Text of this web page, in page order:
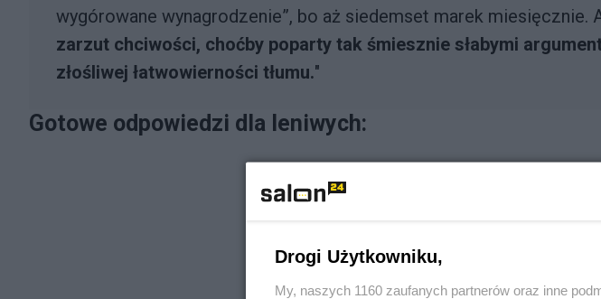
wygórowane wynagrodzenie”, bo aż siedemset marek miesięcznie.
zarzut chciwości, choćby poparty tak śmiesznie słabymi
złośliwej łatwowierności tłumu."
Gotowe odpowiedzi dla leniwych:
Drogi Użytkowniku,
My, naszych 1160 zaufanych partnerów oraz inne